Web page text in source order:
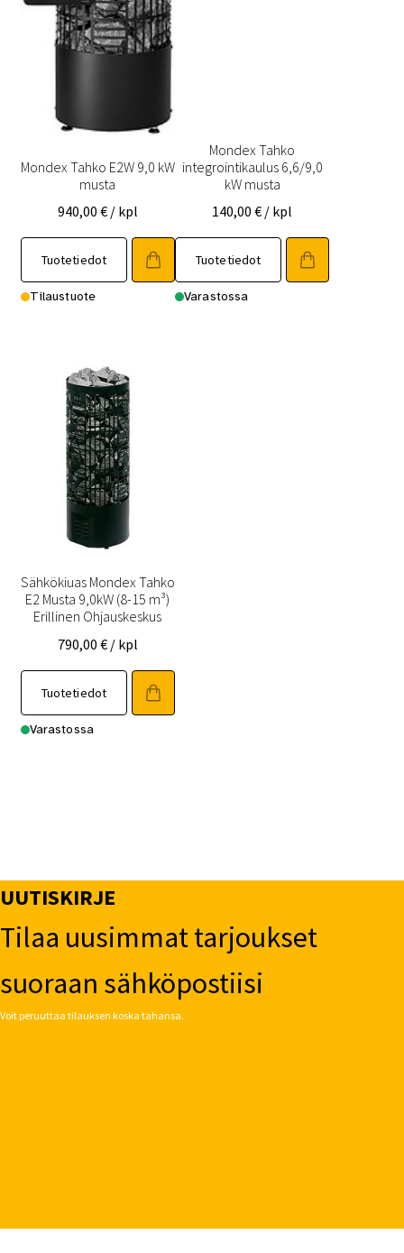
Mondex Tahko E2W 9,0 kW
musta
940,00 € / kpl
Tuotetiedot
Tilaustuote
Mondex Tahko
integrointikaulus 6,6/9,0
kW musta
140,00€ / kpl
Tuotetiedot
Varastossa
Sähkökiuas Mondex Tahko
E2 Musta 9,0kW (8-15 m³)
Erillinen Ohjauskeskus
790,00 € / kpl
Tuotetiedot
Varastossa
UUTISKIRJE
Tilaa uusimmat tarjoukset
suoraan sähköpostiisi
Voit peruuttaa tilauksen koska tahansa.